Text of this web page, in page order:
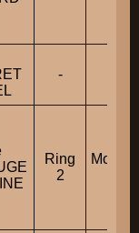
-
Ring
2